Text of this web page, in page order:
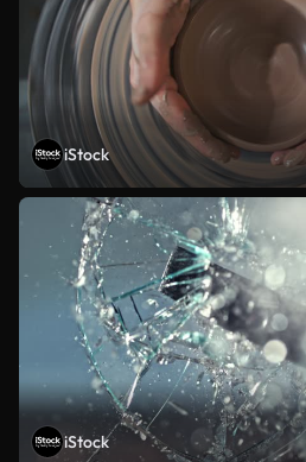
iStock
iStock